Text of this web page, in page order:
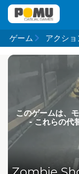
ゲーム アクショ
このゲームは、
- これらの代